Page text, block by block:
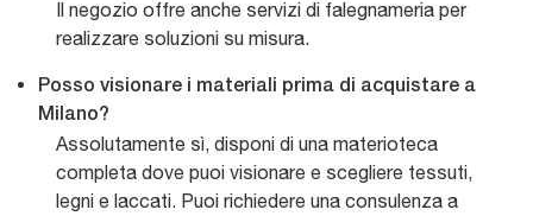
Il negozio offre anche servizi di falegnameria per
realizzare soluzioni su misura.
Posso visionare i materiali prima di acquistare a
Milano?
Assolutamente sì, disponi di una materioteca
completa dove puoi visionare e scegliere tessuti,
legni e laccati. Puoi richiedere una consulenza a